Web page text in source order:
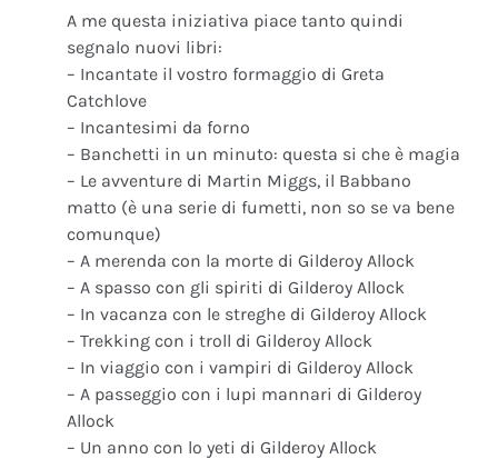
A me questa iniziativa piace tanto quindi
segnalo nuovi libri:
– Incantate il vostro formaggio di Greta
Catchlove
– Incantesimi da forno
– Banchetti in un minuto: questa si che è magia
– Le avventure di Martin Miggs, il Babbano
matto (è una serie di fumetti, non so se va bene
comunque)
– A merenda con la morte di Gilderoy Allock
– A spasso con gli spiriti di Gilderoy Allock
– In vacanza con le streghe di Gilderoy Allock
– Trekking con i troll di Gilderoy Allock
– In viaggio con i vampiri di Gilderoy Allock
– A passeggio con i lupi mannari di Gilderoy
Allock
– Un anno con lo yeti di Gilderoy Allock